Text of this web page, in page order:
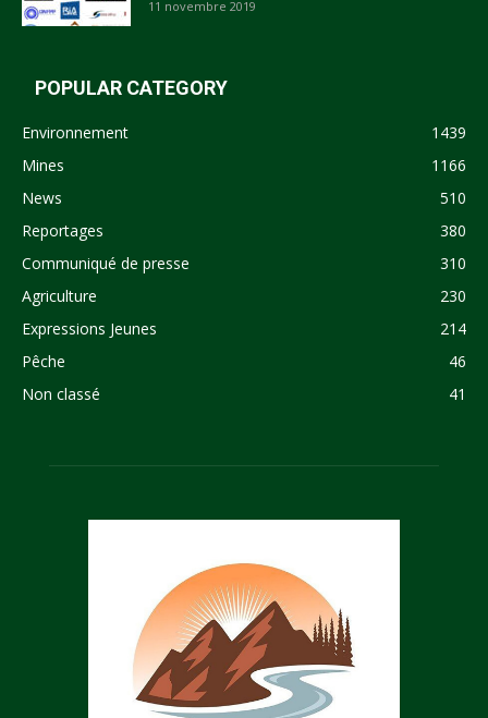
11 novembre 2019
POPULAR CATEGORY
Environnement
1439
Mines
1166
News
510
Reportages
380
Communiqué de presse
310
Agriculture
230
Expressions Jeunes
214
Pêche
46
Non classé
41